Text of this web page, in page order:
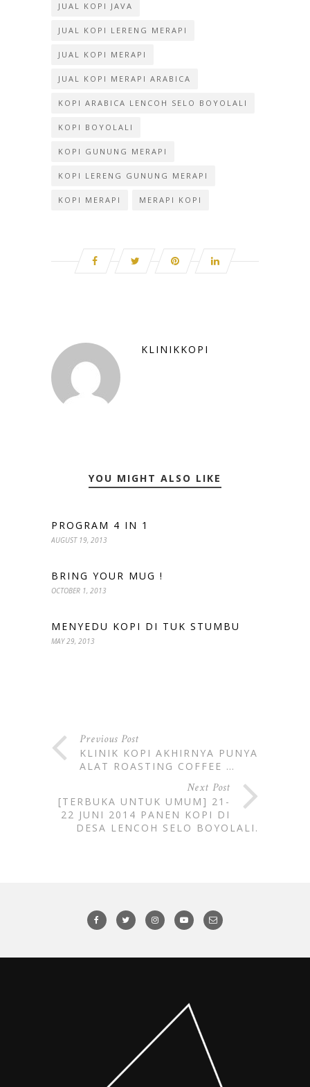
JUAL KOPI JAVA
JUAL KOPI LERENG MERAPI
JUAL KOPI MERAPI
JUAL KOPI MERAPI ARABICA
KOPI ARABICA LENCOH SELO BOYOLALI
KOPI BOYOLALI
KOPI GUNUNG MERAPI
KOPI LERENG GUNUNG MERAPI
KOPI MERAPI MERAPI KOPI
KLINIKKOPI
YOU MIGHT ALSO LIKE
PROGRAM 4 IN 1
AUGUST 19, 2013
BRING YOUR MUG !
OCTOBER 1, 2013
MENYEDU KOPI DI TUK STUMBU
MAY 29, 2013
Previous Post
KLINIK KOPI AKHIRNYA PUNYA
ALAT ROASTING COFFEE …
Next Post
[TERBUKA UNTUK UMUM] 21-
22 JUNI 2014 PANEN KOPI DI
DESA LENCOH SELO BOYOLALI.